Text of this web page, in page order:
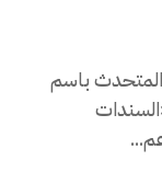
باسم